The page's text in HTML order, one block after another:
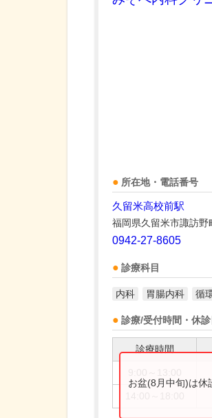
所在地・電話番号
久留米高校前駅
福岡県久留米市諏訪野
0942-27-8605
診療科目
内科 胃腸内科 循
診療/受付時間・休診
診療時間
お盆(8月中旬)は休